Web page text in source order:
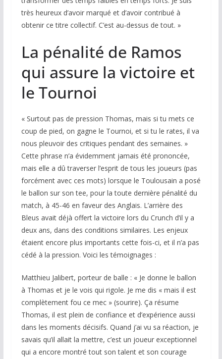
très heureux d’avoir marqué et d’avoir contribué à
obtenir ce titre collectif. C’est au-dessus de tout. »
La pénalité de Ramos
qui assure la victoire et
le Tournoi
« Surtout pas de pression Thomas, mais si tu mets ce
coup de pied, on gagne le Tournoi, et si tu le rates, il va
nous pleuvoir des critiques pendant des semaines. »
Cette phrase n’a évidemment jamais été prononcée,
mais elle a dû traverser l’esprit de tous les joueurs (pas
forcément avec ces mots) lorsque le Toulousain a posé
le ballon sur son tee, pour la toute dernière pénalité du
match, à 45-46 en faveur des Anglais. L’arrière des
Bleus avait déjà offert la victoire lors du Crunch d’il y a
deux ans, dans des conditions similaires. Les enjeux
étaient encore plus importants cette fois-ci, et il n’a pas
cédé à la pression. Voici les témoignages :
Matthieu Jalibert, porteur de balle : « Je donne le ballon
à Thomas et je le vois qui rigole. Je me dis « mais il est
complètement fou ce mec » (sourire). Ça résume
Thomas, il est plein de confiance et d’expérience aussi
dans les moments décisifs. Quand j’ai vu sa réaction, je
savais qu’il allait la mettre, c’est un joueur exceptionnel
qui a encore montré tout son talent et son courage